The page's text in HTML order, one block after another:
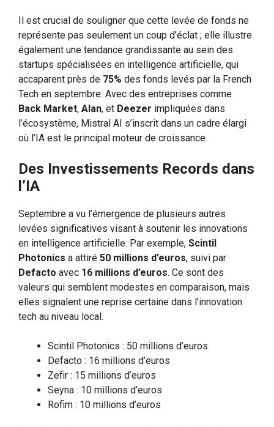
Il est crucial de souligner que cette levée de fonds ne
représente pas seulement un coup d’éclat ; elle illustre
également une tendance grandissante au sein des
startups spécialisées en intelligence artificielle, qui
accaparent près de 75% des fonds levés par la French
Tech en septembre. Avec des entreprises comme
Back Market, Alan, et Deezer impliquées dans
l’écosystème, Mistral AI s’inscrit dans un cadre élargi
où l’IA est le principal moteur de croissance.
Des Investissements Records dans
l’IA
Septembre a vu l’émergence de plusieurs autres
levées significatives visant à soutenir les innovations
en intelligence artificielle. Par exemple, Scintil
Photonics a attiré 50 millions d’euros, suivi par
Defacto avec 16 millions d’euros. Ce sont des
valeurs qui semblent modestes en comparaison, mais
elles signalent une reprise certaine dans l’innovation
tech au niveau local.
Scintil Photonics : 50 millions d’euros
Defacto : 16 millions d’euros
Zefir : 15 millions d’euros
Seyna : 10 millions d’euros
Rofim : 10 millions d’euros